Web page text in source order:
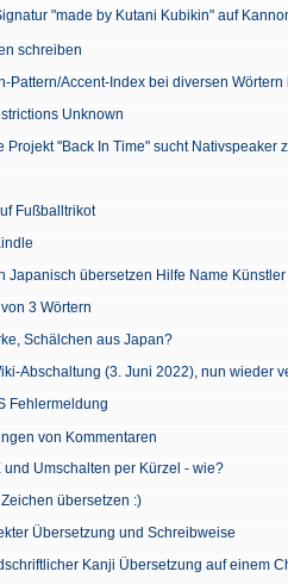
"made by Kutani Kubikin" auf
schreiben
Pattern/Accent-Index bei diversen
Unknown
Projekt "Back In Time" sucht Nativspeaker
Fußballtrikot
Japanisch übersetzen Hilfe Name
3 Wörtern
Schälchen aus Japan?
Abschaltung (3. Juni 2022), nun wieder
Fehlermeldung
von Kommentaren
und Umschalten per Kürzel - wie?
übersetzen :)
Übersetzung und Schreibweise
Kanji Übersetzung auf einem